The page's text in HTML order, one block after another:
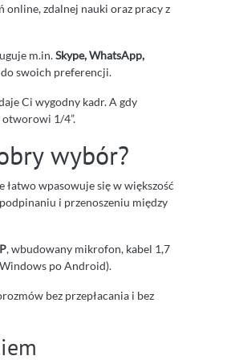
online, zdalnej nauki oraz pracy z
m.in.Skype, WhatsApp,
do swoich preferencji.
Ci wygodny kadr. A gdy
otworowi 1/4”.
wybór?
łatwo wpasowuje się w większość
i przenoszeniu między
, wbudowany mikrofon, kabel 1,7
po Android).
bez przepłacania i bez